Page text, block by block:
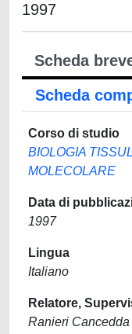
1997
Scheda
Scheda
Corso di studio
BIOLOGIA
MOLECOLARE
Data di
1997
Lingua
Italiano
Relatore,
Ranieri Cancedda